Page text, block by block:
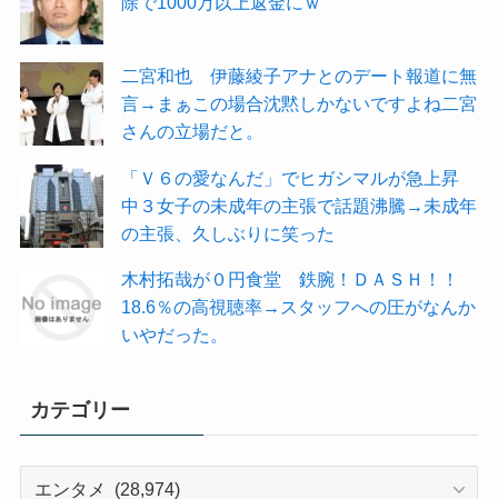
二宮和也 伊藤綾子アナとのデート報道に無
言→まぁこの場合沈黙しかないですよね二宮
さんの立場だと。
「Ｖ６の愛なんだ」でヒガシマルが急上昇
中３女子の未成年の主張で話題沸騰→未成年
の主張、久しぶりに笑った
木村拓哉が０円食堂 鉄腕！ＤＡＳＨ！！
18.6％の高視聴率→スタッフへの圧がなんか
いやだった。
カテゴリー